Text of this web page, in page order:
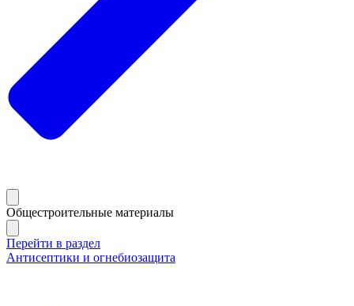
Общестроительные материалы
Перейти в раздел
Антисептики и огнебиозащита